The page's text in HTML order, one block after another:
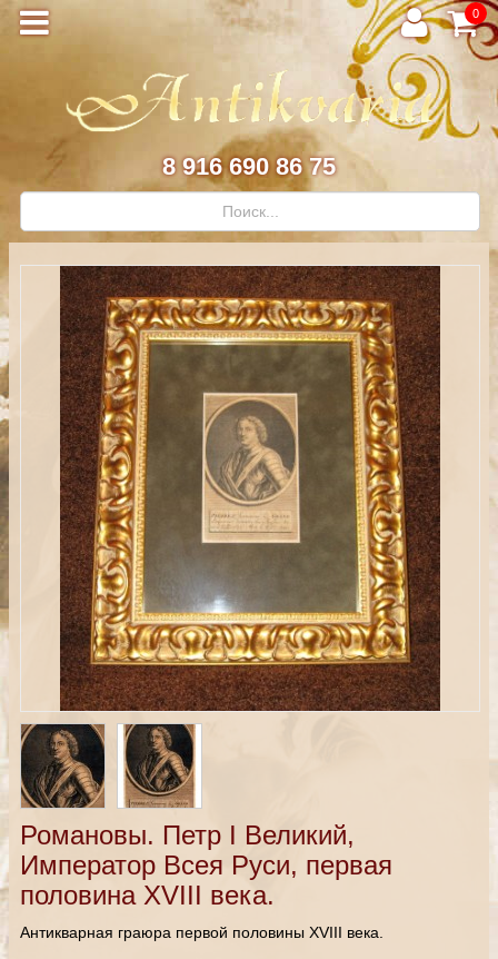
0
8 916 690 86 75
Романовы. Петр I Великий,
Император Всея Руси, первая
половина XVIII века.
Антикварная граюра первой половины XVIII века.